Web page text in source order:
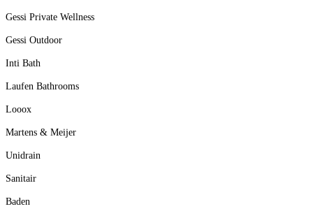
Gessi Private Wellness
Gessi Outdoor
Inti Bath
Laufen Bathrooms
Looox
Martens & Meijer
Unidrain
Sanitair
Baden